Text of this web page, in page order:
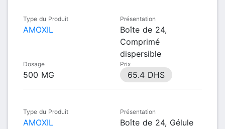
Type du Produit
AMOXIL
Présentation
Boîte de 24,
Comprimé
dispersible
Dosage
500 MG
Prix
65.4 DHS
Type du Produit
AMOXIL
Présentation
Boîte de 24, Gélule